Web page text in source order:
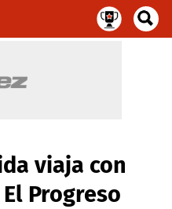
viaja con
Progreso